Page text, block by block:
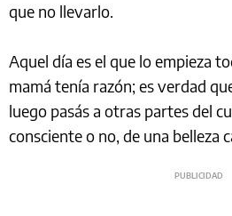
que no llevarlo.
Aquel día es el que lo empieza
mamá tenía razón; es verdad
luego pasás a otras partes del
consciente o no, de una belleza